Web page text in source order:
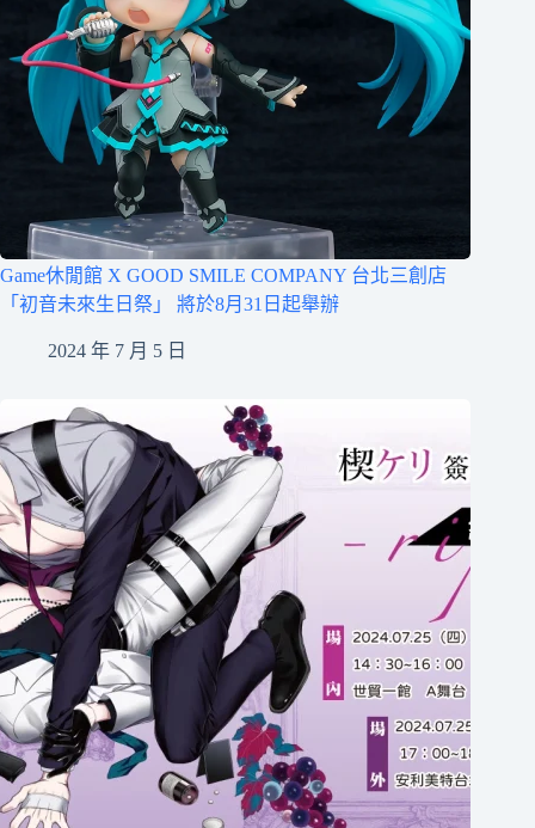
Game休閒館 X GOOD SMILE COMPANY 台北三創店
「初音未來生日祭」 將於8月31日起舉辦
2024 年 7 月 5 日